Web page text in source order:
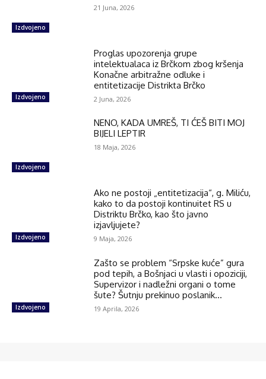
Izdvojeno
21 Juna, 2026
Izdvojeno
Proglas upozorenja grupe
intelektualaca iz Brčkom zbog kršenja
Konačne arbitražne odluke i
entitetizacije Distrikta Brčko
2 Juna, 2026
Izdvojeno
NENO, KADA UMREŠ, TI ĆEŠ BITI MOJ
BIJELI LEPTIR
18 Maja, 2026
Izdvojeno
Ako ne postoji „entitetizacija“, g. Miliću,
kako to da postoji kontinuitet RS u
Distriktu Brčko, kao što javno
izjavljujete?
9 Maja, 2026
Izdvojeno
Zašto se problem “Srpske kuće” gura
pod tepih, a Bošnjaci u vlasti i opoziciji,
Supervizor i nadležni organi o tome
šute? Šutnju prekinuo poslanik...
19 Aprila, 2026